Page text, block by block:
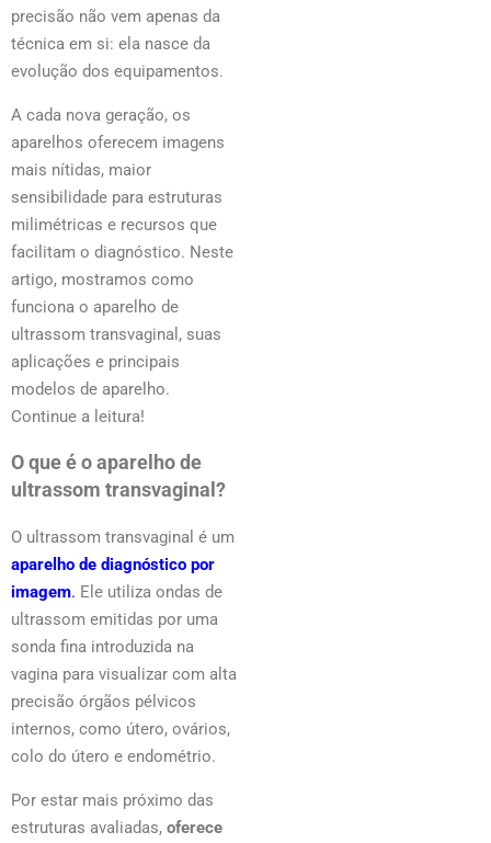
precisão não vem apenas da
técnica em si: ela nasce da
evolução dos equipamentos.
A cada nova geração, os
aparelhos oferecem imagens
mais nítidas, maior
sensibilidade para estruturas
milimétricas e recursos que
facilitam o diagnóstico. Neste
artigo, mostramos como
funciona o aparelho de
ultrassom transvaginal, suas
aplicações e principais
modelos de aparelho.
Continue a leitura!
O que é o aparelho de
ultrassom transvaginal?
O ultrassom transvaginal é um
aparelho de diagnóstico por
imagem. Ele utiliza ondas de
ultrassom emitidas por uma
sonda fina introduzida na
vagina para visualizar com alta
precisão órgãos pélvicos
internos, como útero, ovários,
colo do útero e endométrio.
Por estar mais próximo das
estruturas avaliadas, oferece